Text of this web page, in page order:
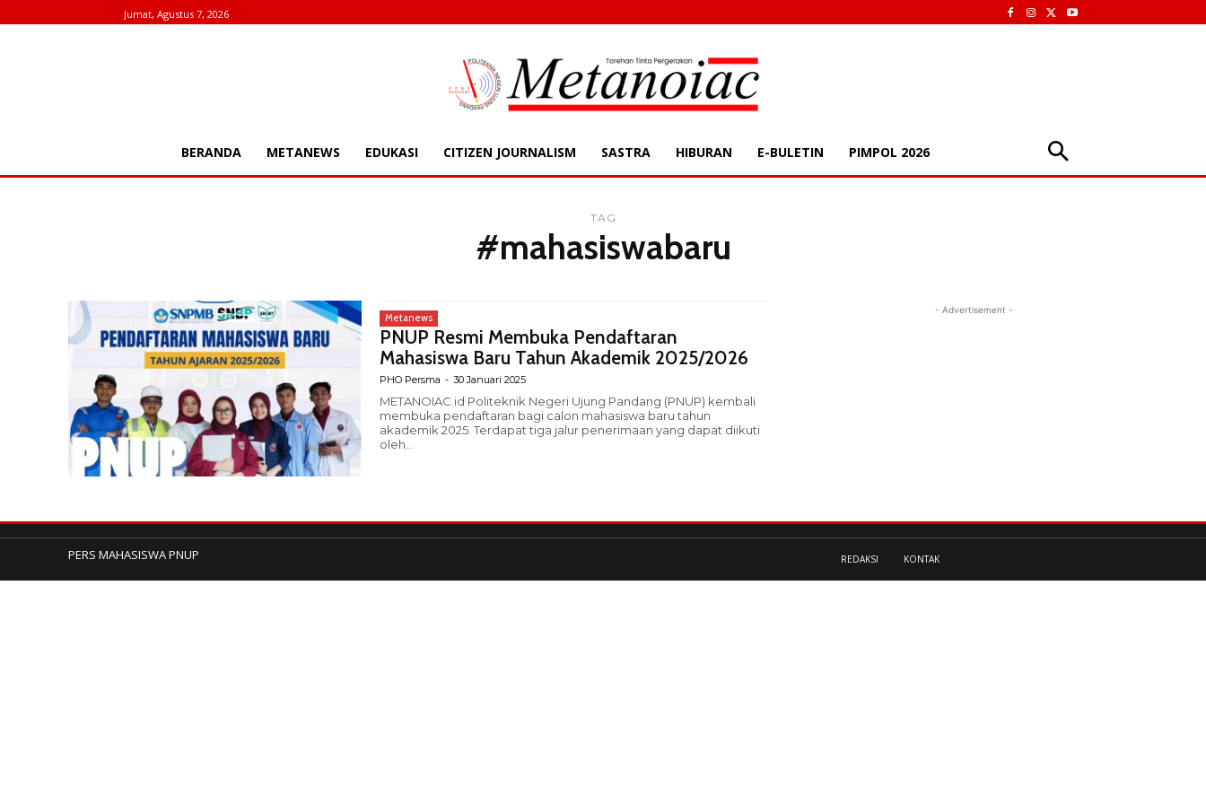
Jumat, Agustus 7, 2026
BERANDA METANEWS EDUKASI CITIZEN JOURNALISM SASTRA HIBURAN E-BULETIN PIMPOL 2026
TAG
#mahasiswabaru
Metanews
PNUP Resmi Membuka Pendaftaran
Mahasiswa Baru Tahun Akademik 2025/2026
PHO Persma - 30 Januari 2025
METANOIAC.id Politeknik Negeri Ujung Pandang (PNUP) kembali
membuka pendaftaran bagi calon mahasiswa baru tahun
akademik 2025. Terdapat tiga jalur penerimaan yang dapat diikuti
oleh...
- Advertisement -
PERS MAHASISWA PNUP REDAKSI KONTAK